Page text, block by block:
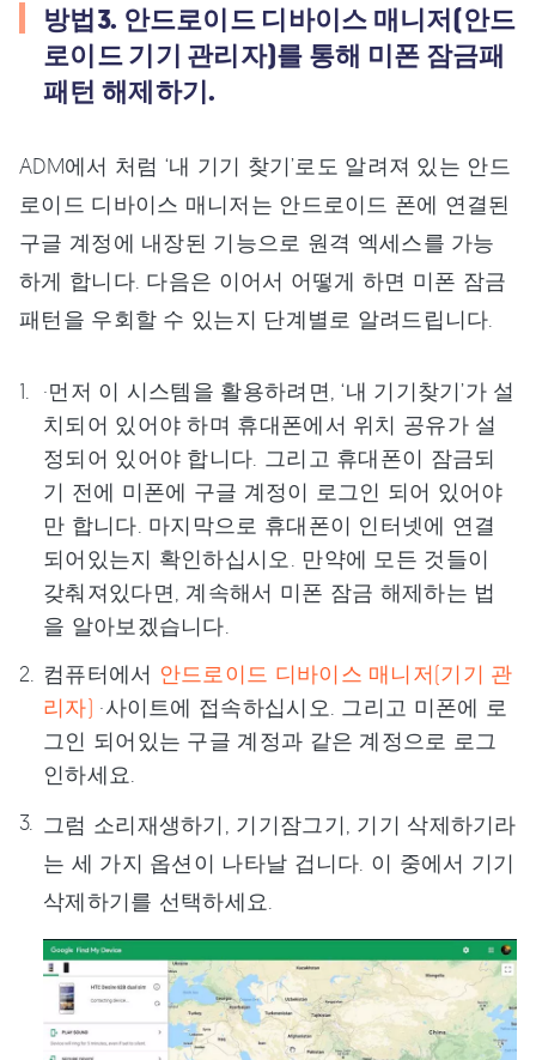
방법3. 안드로이드 디바이스 매니저(안드
로이드 기기 관리자)를 통해 미폰 잠금패
패턴 해제하기.
ADM에서 처럼 ‘내 기기 찾기’로도 알려져 있는 안드
로이드 디바이스 매니저는 안드로이드 폰에 연결된
구글 계정에 내장된 기능으로 원격 엑세스를 가능
하게 합니다. 다음은 이어서 어떻게 하면 미폰 잠금
패턴을 우회할 수 있는지 단계별로 알려드립니다.
·먼저 이 시스템을 활용하려면, ‘내 기기찾기’가 설
치되어 있어야 하며 휴대폰에서 위치 공유가 설
정되어 있어야 합니다. 그리고 휴대폰이 잠금되
기 전에 미폰에 구글 계정이 로그인 되어 있어야
만 합니다. 마지막으로 휴대폰이 인터넷에 연결
되어있는지 확인하십시오. 만약에 모든 것들이
갖춰져있다면, 계속해서 미폰 잠금 해제하는 법
을 알아보겠습니다.
컴퓨터에서 안드로이드 디바이스 매니저(기기 관
리자) ·사이트에 접속하십시오. 그리고 미폰에 로
그인 되어있는 구글 계정과 같은 계정으로 로그
인하세요.
그럼 소리재생하기, 기기잠그기, 기기 삭제하기라
는 세 가지 옵션이 나타날 겁니다. 이 중에서 기기
삭제하기를 선택하세요.